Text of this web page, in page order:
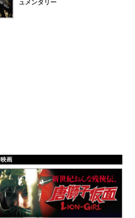
ュメンタリー
画